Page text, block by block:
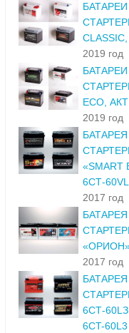
2019 год
ECO,
2019 год
«SMART
6СТ-
2017 год
«ОРИОН»
2017 год
6СТ-
6CT-60L3